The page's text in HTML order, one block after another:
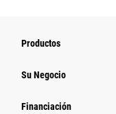
Productos
Su Negocio
Financiación